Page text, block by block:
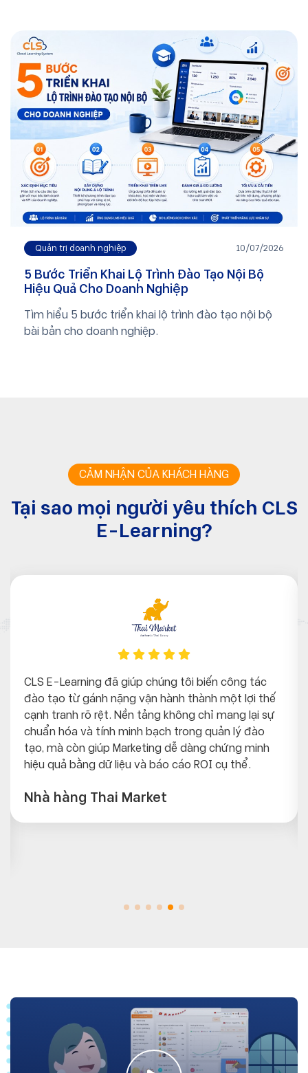
Quản trị doanh nghiệp 10/07/2026
5 Bước Triển Khai Lộ Trình Đào Tạo Nội Bộ
Hiệu Quả Cho Doanh Nghiệp
Tìm hiểu 5 bước triển khai lộ trình đào tạo nội bộ
bài bản cho doanh nghiệp.
CẢM NHẬN CỦA KHÁCH HÀNG
Tại sao mọi người yêu thích CLS
E-Learning?
CLS E-Learning đã giúp chúng tôi biến công tác
đào tạo từ gánh nặng vận hành thành một lợi thế
cạnh tranh rõ rệt. Nền tảng không chỉ mang lại sự
chuẩn hóa và tính minh bạch trong quản lý đào
tạo, mà còn giúp Marketing dễ dàng chứng minh
hiệu quả bằng dữ liệu và báo cáo ROI cụ thể.
Nhà hàng Thai Market